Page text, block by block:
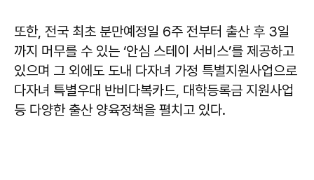
또한, 전국 최초 분만예정일 6주 전부터 출산 후 3일
까지 머무를 수 있는 ‘안심 스테이 서비스’를 제공하고
있으며 그 외에도 도내 다자녀 가정 특별지원사업으로
다자녀 특별우대 반비다복카드, 대학등록금 지원사업
등 다양한 출산 양육정책을 펼치고 있다.